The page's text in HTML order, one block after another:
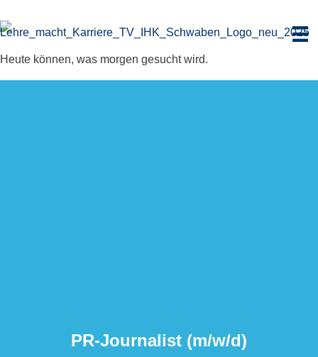
Inhalt
Heute können, was morgen gesucht wird.
PR-Jour­na­list (m/​w/​d)